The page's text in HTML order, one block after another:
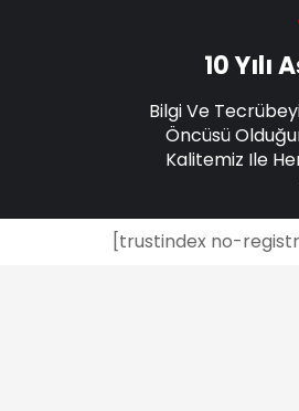
10 Yılı
Bilgi Ve
Öncüsü
Kalitemiz Ile
[trustindex no-